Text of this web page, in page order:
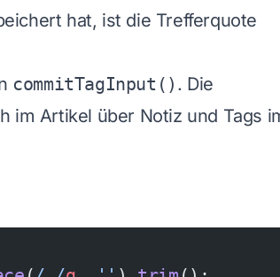
hat, ist die Trefferquote
commitTagInput() . Die
im Artikel über Notiz und Tags